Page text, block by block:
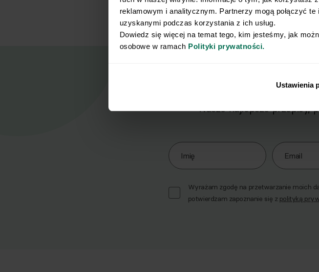
reklamowym i analitycznym. Partnerzy mogą połączyć
uzyskanymi podczas korzystania z ich usług.
Dowiedz się więcej na temat tego, kim jesteśmy, jak
osobowe w ramach Polityki prywatności.
Ustawienia
Wyślij
Nasze najlepsze przepisy,
Zapisz się do naszego Newslettera
Imię Email
Wyrażam zgodę na przetwarzanie moich
potwierdzam zapoznanie się z polityką